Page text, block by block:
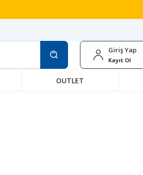
Giriş Yap
Kayıt Ol
OUTLET